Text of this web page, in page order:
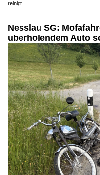
reinigt
Nesslau SG:
überholendem Auto